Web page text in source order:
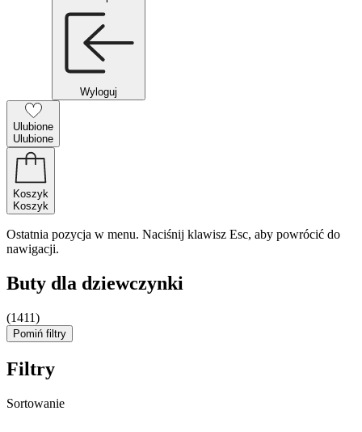
Wyloguj
Ulubione
Ulubione
Koszyk
Koszyk
Ostatnia pozycja w menu. Naciśnij klawisz Esc, aby powrócić do
nawigacji.
Buty dla dziewczynki
(1411)
Pomiń filtry
Filtry
Sortowanie